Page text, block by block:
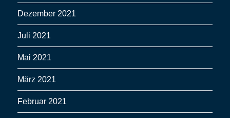
Dezember 2021
Juli 2021
Mai 2021
März 2021
Februar 2021